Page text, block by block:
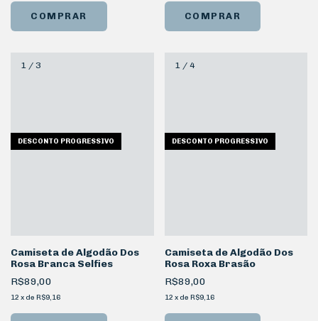
COMPRAR COMPRAR
1 / 3
DESCONTO PROGRESSIVO
Camiseta de Algodão Dos
Rosa Branca Selfies
R$89,00
12 x de R$9,16
1/ 4
DESCONTO PROGRESSIVO
Camiseta de Algodão Dos
Rosa Roxa Brasão
R$89,00
12 x de R$9,16